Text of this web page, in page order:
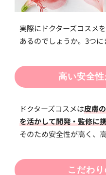
実際にドクターズコスメ
あるのでしょうか。3つに
高い安全
ドクターズコスメは皮膚
を活かして開発・監修に
そのため安全性が高く、
こだわ